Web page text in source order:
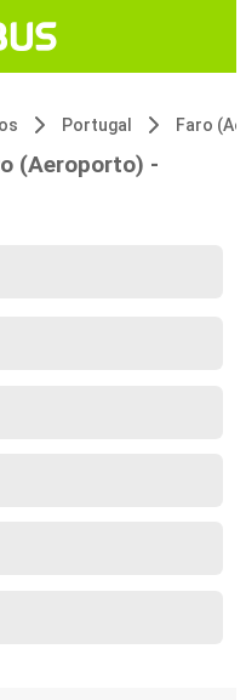
Portugal Faro
(Aeroporto) -